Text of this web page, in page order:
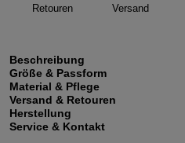
Retouren
Versand
Beschreibung
Größe & Passform
Material & Pflege
Versand & Retouren
Herstellung
Service & Kontakt